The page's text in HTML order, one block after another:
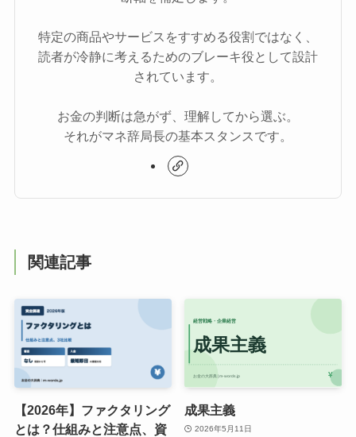
特定の商品やサービスをすすめる役割ではなく、
読者が冷静に考えるためのブレーキ役として設計
されています。
お金の判断は急がず、理解してから選ぶ。
それがマネ辞局長の基本スタンスです。
関連記事
【2026年】ファクタリング
とは？仕組みと注意点、資
成果主義
2026年5月11日